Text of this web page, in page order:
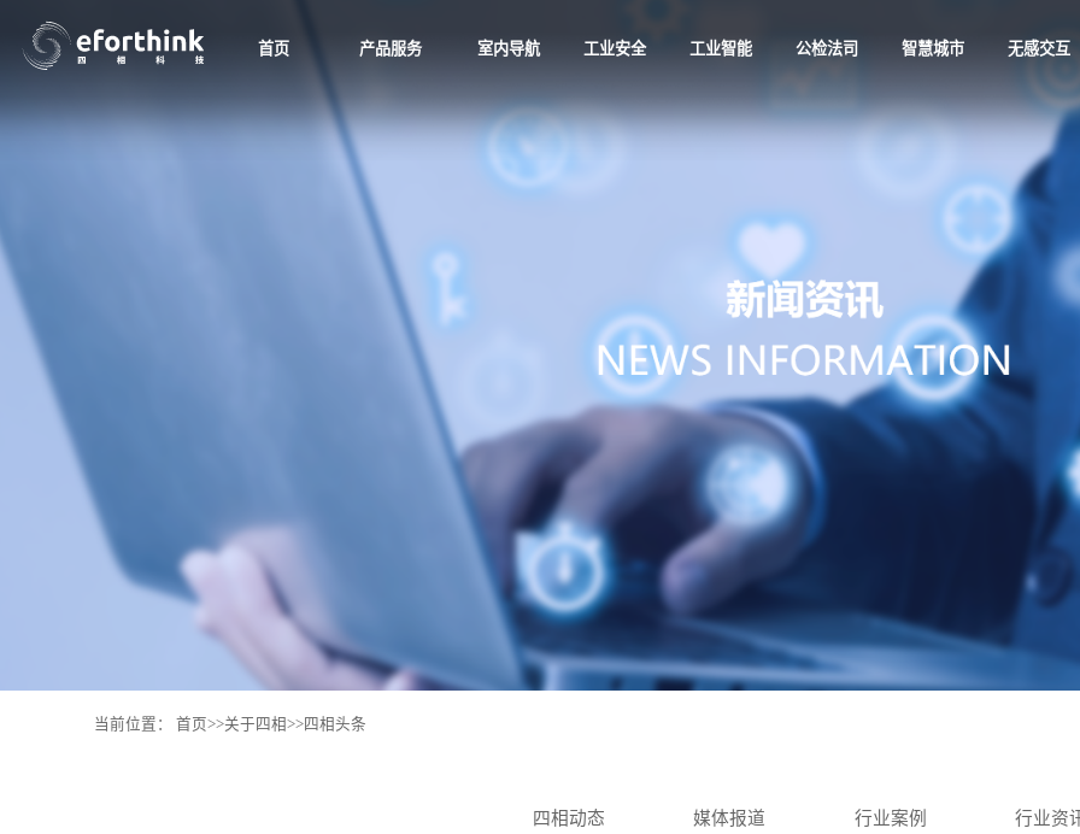
首页 产品服务 室内导航 工业安全 工业智能 公检法司 智慧城市 无感交互
当前位置： 首页>>关于四相>>四相头条
四相动态 媒体报道 行业案例 行业资